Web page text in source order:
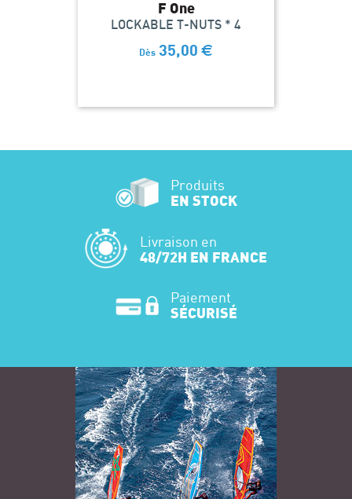
F One
LOCKABLE T-NUTS * 4
Dès 35,00 €
Produits
EN STOCK
Livraison en
48/72H EN FRANCE
Paiement
SÉCURISÉ